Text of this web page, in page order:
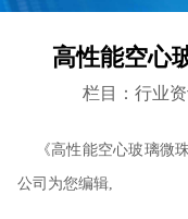
高性能空心
栏目：行业
《高性能空心玻璃微
公司为您编辑,